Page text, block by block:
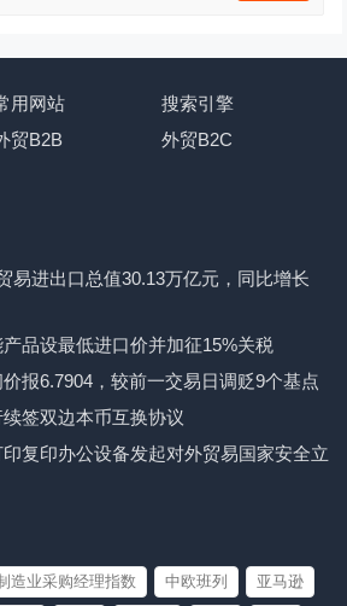
用网站
搜索引擎
贸B2B
外贸B2C
易进出口总值30.13万亿元，同比增长
品设最低进口价并加征15%关税
报6.7904，较前一交易日调贬9个基点
签双边本币互换协议
复印办公设备发起对外贸易国家安全立
造业采购经理指数 中欧班列 亚马逊